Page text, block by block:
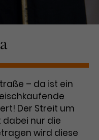
von Google
Das Cookie
Informationen
Website
der Erstellung
über die
Website. Die
umfassen in
und
von
– da ist ein
Der Streit um
nur die
wird diese